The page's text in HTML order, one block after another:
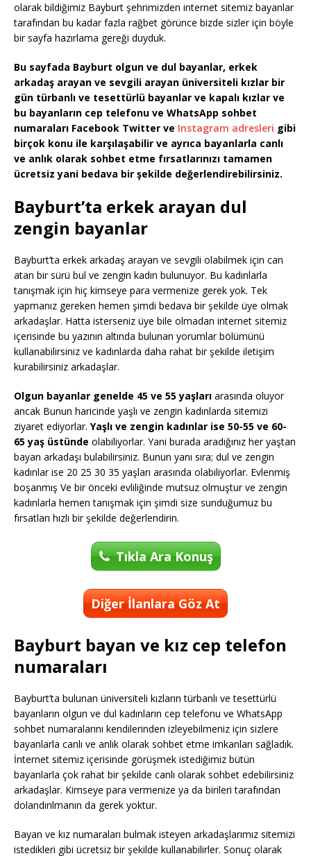
olarak bildiğimiz Bayburt şehrimizden internet sitemiz bayanlar
tarafından bu kadar fazla rağbet görünce bizde sizler için böyle
bir sayfa hazırlama gereği duyduk.
Bu sayfada Bayburt olgun ve dul bayanlar, erkek
arkadaş arayan ve sevgili arayan üniversiteli kızlar bir
gün türbanlı ve tesettürlü bayanlar ve kapalı kızlar ve
bu bayanların cep telefonu ve WhatsApp sohbet
numaraları Facebook Twitter ve Instagram adresleri gibi
birçok konu ile karşılaşabilir ve ayrıca bayanlarla canlı
ve anlık olarak sohbet etme fırsatlarınızı tamamen
ücretsiz yani bedava bir şekilde değerlendirebilirsiniz.
Bayburt’ta erkek arayan dul
zengin bayanlar
Bayburt’ta erkek arkadaş arayan ve sevgili olabilmek için can
atan bir sürü bul ve zengin kadın bulunuyor. Bu kadınlarla
tanışmak için hiç kimseye para vermenize gerek yok. Tek
yapmanız gereken hemen şimdi bedava bir şekilde üye olmak
arkadaşlar. Hatta isterseniz üye bile olmadan internet sitemiz
içerisinde bu yazının altında bulunan yorumlar bölümünü
kullanabilirsiniz ve kadınlarda daha rahat bir şekilde iletişim
kurabilirsiniz arkadaşlar.
Olgun bayanlar genelde 45 ve 55 yaşları arasında oluyor
ancak Bunun haricinde yaşlı ve zengin kadınlarda sitemizi
ziyaret ediyorlar. Yaşlı ve zengin kadınlar ise 50-55 ve 60-
65 yaş üstünde olabiliyorlar. Yani burada aradığınız her yaştan
bayan arkadaşı bulabilirsiniz. Bunun yanı sıra; dul ve zengin
kadınlar ise 20 25 30 35 yaşları arasında olabiliyorlar. Evlenmiş
boşanmış Ve bir önceki evliliğinde mutsuz olmuştur ve zengin
kadınlarla hemen tanışmak için şimdi size sunduğumuz bu
fırsatları hızlı bir şekilde değerlendirin.
Tıkla Ara Konuş
Diğer İlanlara Göz At
Bayburt bayan ve kız cep telefon
numaraları
Bayburt’ta bulunan üniversiteli kızların türbanlı ve tesettürlü
bayanların olgun ve dul kadınların cep telefonu ve WhatsApp
sohbet numaralarını kendilerinden izleyebilmeniz için sizlere
bayanlarla canlı ve anlık olarak sohbet etme imkanları sağladık.
İnternet sitemiz içerisinde görüşmek istediğimiz bütün
bayanlarla çok rahat bir şekilde canlı olarak sohbet edebilirsiniz
arkadaşlar. Kimseye para vermenize ya da birileri tarafından
dolandırılmanın da gerek yoktur.
Bayan ve kız numaraları bulmak isteyen arkadaşlarımız sitemizi
istedikleri gibi ücretsiz bir şekilde kullanabilirler. Sonuç olarak